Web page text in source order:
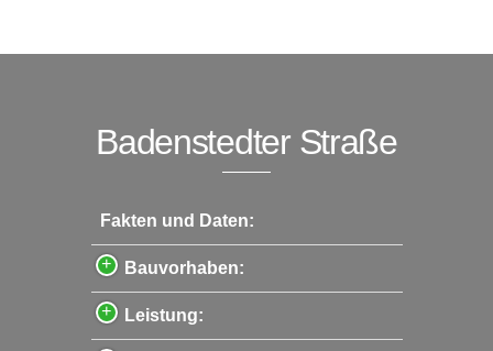
Badenstedter Straße
Fakten und Daten:
Bauvorhaben:
Leistung: